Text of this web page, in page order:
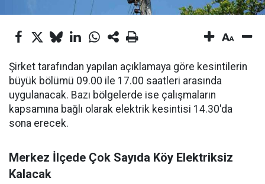
Şirket tarafından yapılan açıklamaya göre kesintilerin
büyük bölümü 09.00 ile 17.00 saatleri arasında
uygulanacak. Bazı bölgelerde ise çalışmaların
kapsamına bağlı olarak elektrik kesintisi 14.30'da
sona erecek.
Merkez İlçede Çok Sayıda Köy Elektriksiz
Kalacak